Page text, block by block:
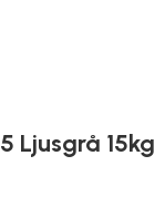
Ljusgrå 15kg